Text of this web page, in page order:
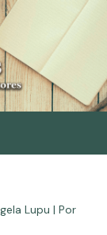
Lupu | Por